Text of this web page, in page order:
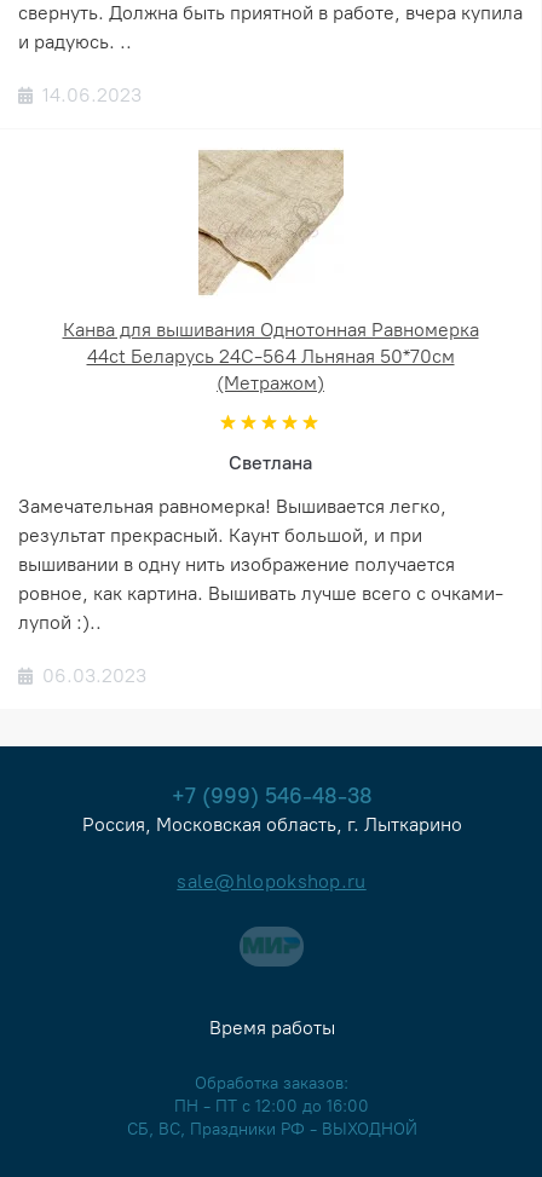
свернуть. Должна быть приятной в работе, вчера купила
и радуюсь. ..
14.06.2023
Канва для вышивания Однотонная Равномерка
44ct Беларусь 24С-564 Льняная 50*70см
(Метражом)
Светлана
Замечательная равномерка! Вышивается легко,
результат прекрасный. Каунт большой, и при
вышивании в одну нить изображение получается
ровное, как картина. Вышивать лучше всего с очками-
лупой :)..
06.03.2023
+7 (999) 546-48-38
Россия, Московская область, г. Лыткарино
sale@hlopokshop.ru
Время работы
Обработка заказов:
ПН - ПТ с 12:00 до 16:00
СБ, ВС, Праздники РФ - ВЫХОДНОЙ